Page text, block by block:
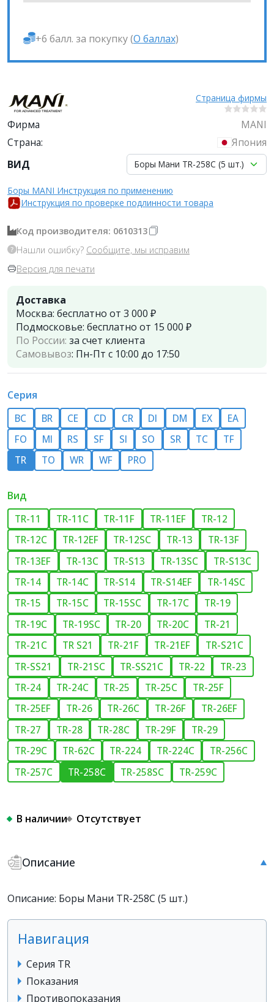
+6 балл. за покупку (О баллах)
Страница фирмы
Фирма
MANI
Страна:
Япония
ВИД
Боры Мани TR-258C (5 шт.)
Боры MANI Инструкция по применению
Инструкция по проверке подлинности товара
Код производителя: 0610313
Нашли ошибку? Сообщите, мы исправим
Версия для печати
Доставка
Москва: бесплатно от 3 000 ₽
Подмосковье: бесплатно от 15 000 ₽
По России: за счет клиента
Самовывоз: Пн-Пт с 10:00 до 17:50
Серия
BC BR CE CD СR DI DM EX
EA
FO
MI RS SF SI SO SR TC
TF
TR
TO WR WF PRO
Вид
TR-11 TR-11C TR-11F TR-11EF
TR-12
TR-12C
TR-12EF TR-12SC TR-13
TR-13F
TR-13EF
TR-13C TR-S13 TR-13SC
TR-S13C
TR-14
TR-14C TR-S14 TR-S14EF
TR-14SC
TR-15
TR-15C TR-15SC TR-17C
TR-19
TR-19C
TR-19SC TR-20 TR-20C
TR-21
TR-21C
TR S21 TR-21F TR-21EF
TR-S21C
TR-SS21
TR-21SC TR-SS21C TR-22
TR-23
TR-24
TR-24C TR-25 TR-25C
TR-25F
TR-25EF
TR-26 TR-26C TR-26F
TR-26EF
TR-27
TR-28 TR-28C TR-29F
TR-29
TR-29C
TR-62C TR-224 TR-224C
TR-256C
TR-257C
TR-258C TR-258SC TR-259C
В наличии Отсутствует
Описание
Описание: Боры Мани TR-258C (5 шт.)
Навигация
Серия TR
Показания
Противопоказания